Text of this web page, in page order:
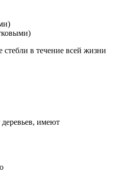
стебли в течение всей жизни
имеют